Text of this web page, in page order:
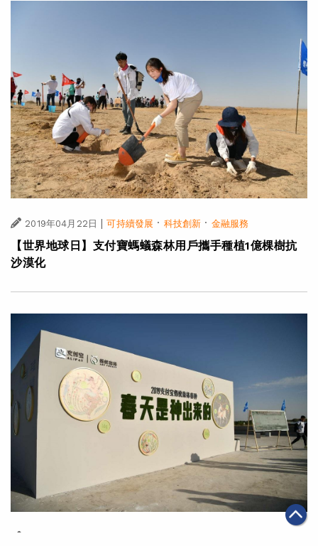
2019年04月22日 | 可持續發展 · 科技創新 · 金融服務
【世界地球日】支付寶螞蟻森林用戶攜手種植1億棵樹抗
沙漠化